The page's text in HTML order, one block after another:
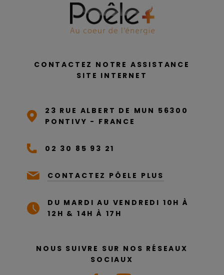
CONTACTEZ NOTRE ASSISTANCE
SITE INTERNET
23 RUE ALBERT DE MUN 56300
PONTIVY - FRANCE
02 30 85 93 21
CONTACTEZ PÔELE PLUS
DU MARDI AU VENDREDI 10H À
12H & 14H À 17H
NOUS SUIVRE SUR NOS RÉSEAUX
SOCIAUX